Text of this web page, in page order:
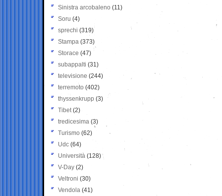
Sinistra arcobaleno (11)
Soru (4)
sprechi (319)
Stampa (373)
Storace (47)
subappalti (31)
televisione(244)
terremoto (402)
thyssenkrupp (3)
Tibet(2)
tredicesima (3)
Turismo (62)
Udc (64)
Università (128)
V-Day (2)
Veltroni (30)
Vendola (41)